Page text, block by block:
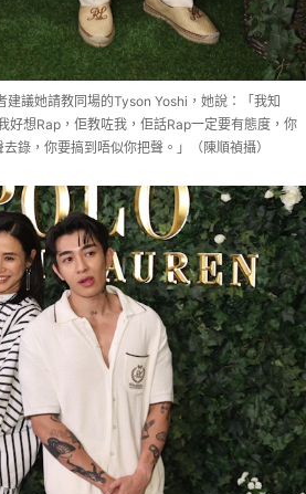
建議她請教同場的Tyson Yoshi，她說：「我知
好想Rap，佢教咗我，佢話Rap一定要有態度，你
錄，你要搞到唔似你把聲。」（陳順禎攝）